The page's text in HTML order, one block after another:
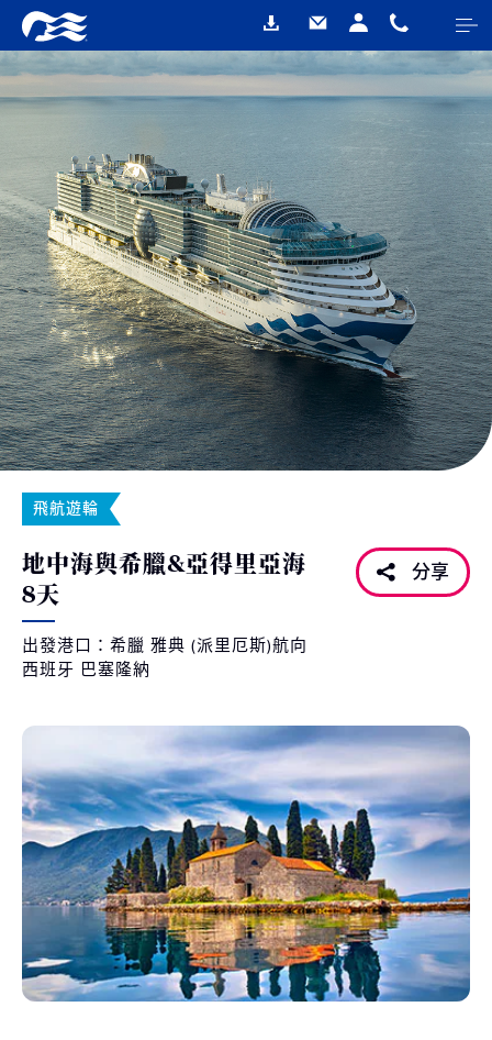
飛航遊輪
地中海與希臘&亞得里亞海
8天
出發港口：希臘 雅典 (派里厄斯)航向
西班牙 巴塞隆納
分享